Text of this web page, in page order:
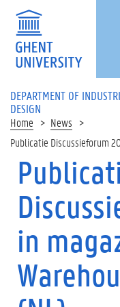
DEPARTMENT OF
DESIGN
Home
News
Publicatie Discussieforum
in